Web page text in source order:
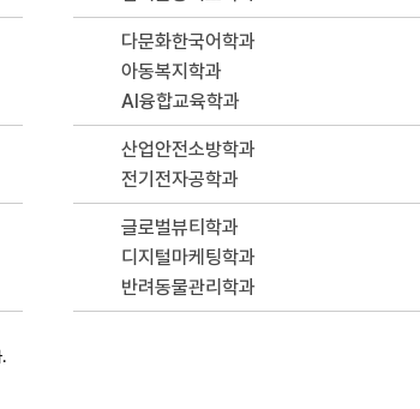
다문화한국어학과
아동복지학과
AI융합교육학과
산업안전소방학과
전기전자공학과
글로벌뷰티학과
디지털마케팅학과
반려동물관리학과